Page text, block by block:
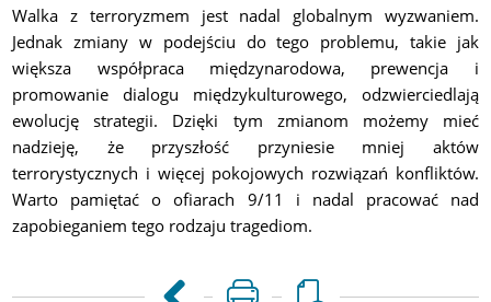
Walka z terroryzmem jest nadal globalnym wyzwaniem.
Jednak zmiany w podejściu do tego problemu, takie jak
większa współpraca międzynarodowa, prewencja i
promowanie dialogu międzykulturowego, odzwierciedlają
ewolucję strategii. Dzięki tym zmianom możemy mieć
nadzieję, że przyszłość przyniesie mniej aktów
terrorystycznych i więcej pokojowych rozwiązań konfliktów.
Warto pamiętać o ofiarach 9/11 i nadal pracować nad
zapobieganiem tego rodzaju tragediom.